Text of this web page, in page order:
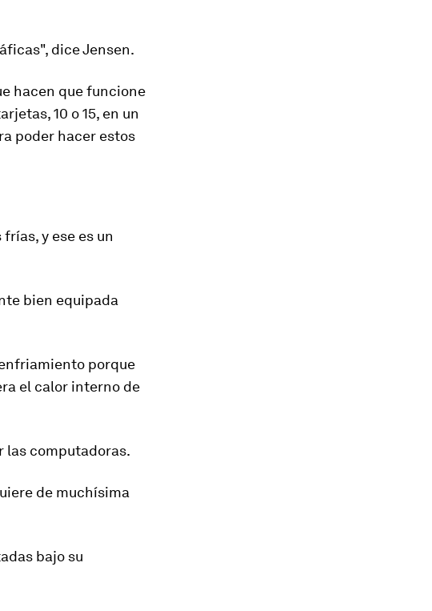
dice Jensen.
hacen que funcione
10 o 15, en un
poder hacer estos
y ese es un
bien equipada
porque
el calor interno de
las computadoras.
de muchísima
s bajo su